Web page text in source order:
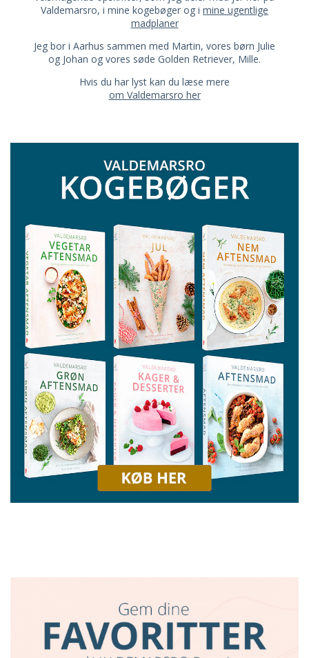
Valdemarsro, i mine kogebøger og i mine ugentlige
madplaner
Jeg bor i Aarhus sammen med Martin, vores børn Julie
og Johan og vores søde Golden Retriever, Mille.
Hvis du har lyst kan du læse mere
om Valdemarsro her